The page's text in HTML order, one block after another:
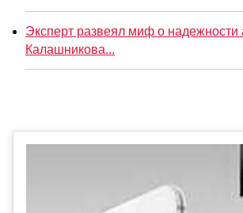
Эксперт развеял миф о надежности
Калашникова...